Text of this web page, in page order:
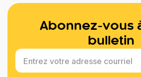
Abonnez-vous
bulletin
Entrez votre adresse courriel